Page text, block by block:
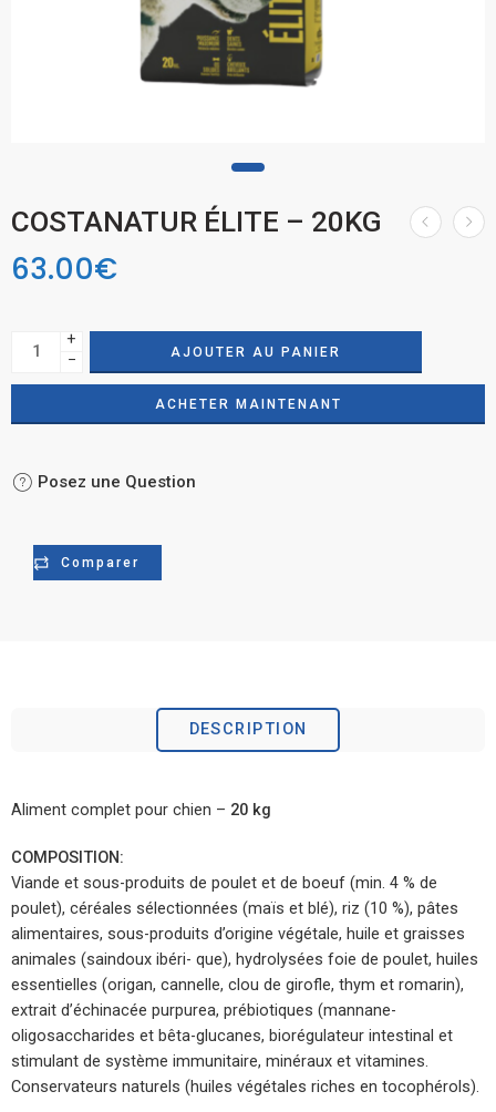
COSTANATUR ÉLITE – 20KG
63.00€
+
−
AJOUTER AU PANIER
ACHETER MAINTENANT
Posez une Question
Comparer
DESCRIPTION
Aliment complet pour chien – 20 kg
COMPOSITION:
Viande et sous-produits de poulet et de boeuf (min. 4 % de
poulet), céréales sélectionnées (maïs et blé), riz (10 %), pâtes
alimentaires, sous-produits d’origine végétale, huile et graisses
animales (saindoux ibéri- que), hydrolysées foie de poulet, huiles
essentielles (origan, cannelle, clou de girofle, thym et romarin),
extrait d’échinacée purpurea, prébiotiques (mannane-
oligosaccharides et bêta-glucanes, biorégulateur intestinal et
stimulant de système immunitaire, minéraux et vitamines.
Conservateurs naturels (huiles végétales riches en tocophérols).